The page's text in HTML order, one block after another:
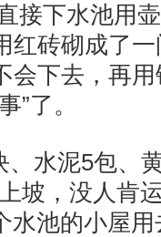
接下水池用
红砖砌成了
会下去，再
”了。
水泥5包、
坡，没人肯
水池的小屋